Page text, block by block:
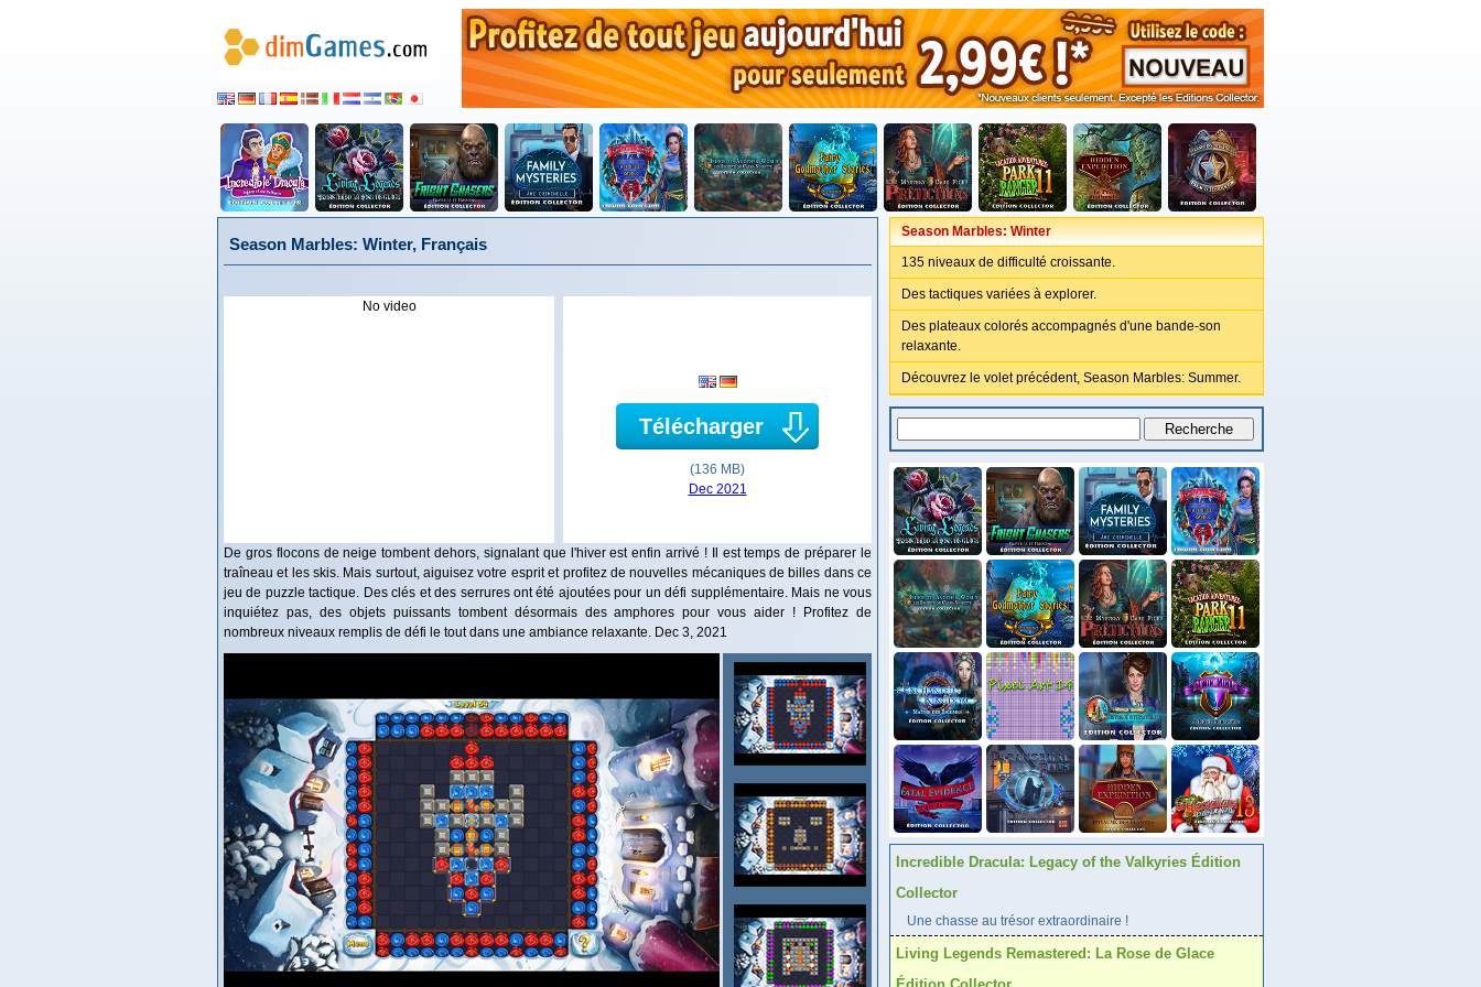
Season Marbles: Winter, Français
No video
Télécharger
(136 MB)
Dec 2021
De gros flocons de neige tombent dehors, signalant que l'hiver est enfin arrivé ! Il est temps de préparer le
traîneau et les skis. Mais surtout, aiguisez votre esprit et profitez de nouvelles mécaniques de billes dans ce
jeu de puzzle tactique. Des clés et des serrures ont été ajoutées pour un défi supplémentaire. Mais ne vous
inquiétez pas, des objets puissants tombent désormais des amphores pour vous aider ! Profitez de
nombreux niveaux remplis de défi le tout dans une ambiance relaxante. Dec 3, 2021
Season Marbles: Winter
135 niveaux de difficulté croissante.
Des tactiques variées à explorer.
Des plateaux colorés accompagnés d'une bande-son
relaxante.
Découvrez le volet précédent, Season Marbles: Summer.
Incredible Dracula: Legacy of the Valkyries Édition
Collector
Une chasse au trésor extraordinaire !
Living Legends Remastered: La Rose de Glace